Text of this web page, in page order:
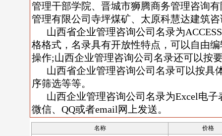
管理干部学院、晋城市狮腾商务管理咨询
管理有限公司寺坪煤矿、太原科慧达建筑
山西省企业管理咨询公司名录为
格格式，名录具有开放性特点，可以自由
操作;山西企业管理咨询公司名录还可以按
山西省企业管理咨询公司名录可以按具
序筛选等等。
山西企业管理咨询公司名录为Excel电
微信、QQ或者email网上发送。
名称
价格